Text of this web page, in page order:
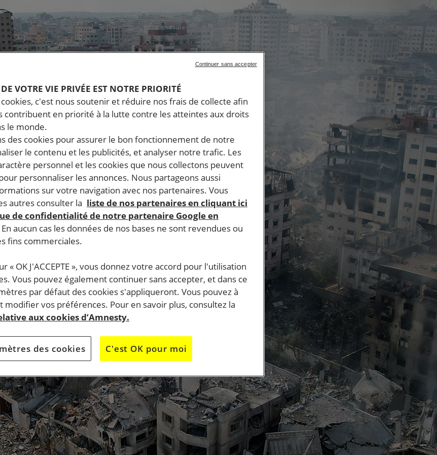
DE VOTRE VIE PRIVÉE EST NOTRE PRIORITÉ
c'est nous soutenir et réduire nos frais de collecte afin
contribuent en priorité à la lutte contre les atteintes aux droits
le monde.
des cookies pour assurer le bon fonctionnement de notre
le contenu et les publicités, et analyser notre trafic. Les
personnel et les cookies que nous collectons peuvent
personnaliser les annonces. Nous partageons aussi
sur votre navigation avec nos partenaires. Vous
autres consulter la liste de nos partenaires en cliquant ici
de confidentialité de notre partenaire Google en
En aucun cas les données de nos bases ne sont revendues ou
fins commerciales.
« OK J'ACCEPTE », vous donnez votre accord pour l'utilisation
Vous pouvez également continuer sans accepter, et dans ce
par défaut des cookies s'appliqueront. Vous pouvez à
vos préférences. Pour en savoir plus, consultez la
aux cookies d’Amnesty.
des cookies C'est OK pour moi
Continuer sans accepter